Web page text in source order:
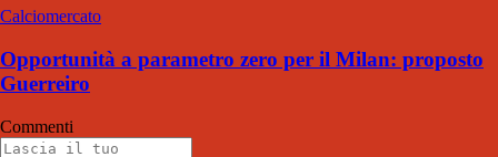
Calciomercato
Opportunità a parametro zero per il Milan: proposto
Guerreiro
Commenti